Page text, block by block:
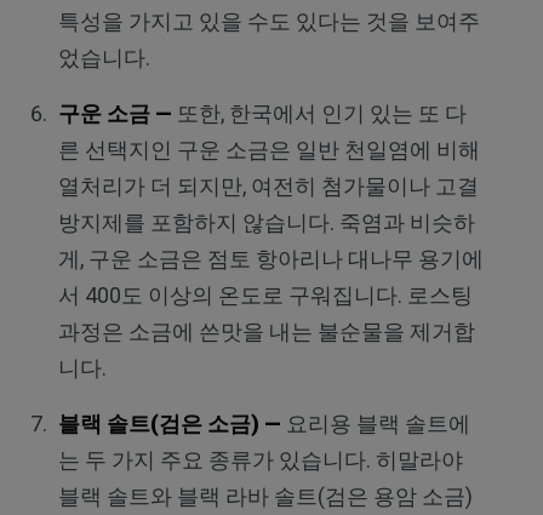
특성을 가지고 있을 수도 있다는 것을 보여주
었습니다.
구운 소금 — 또한, 한국에서 인기 있는 또 다
른 선택지인 구운 소금은 일반 천일염에 비해
열처리가 더 되지만, 여전히 첨가물이나 고결
방지제를 포함하지 않습니다. 죽염과 비슷하
게, 구운 소금은 점토 항아리나 대나무 용기에
서 400도 이상의 온도로 구워집니다. 로스팅
과정은 소금에 쓴맛을 내는 불순물을 제거합
니다.
블랙 솔트(검은 소금) — 요리용 블랙 솔트에
는 두 가지 주요 종류가 있습니다. 히말라야
블랙 솔트와 블랙 라바 솔트(검은 용암 소금)